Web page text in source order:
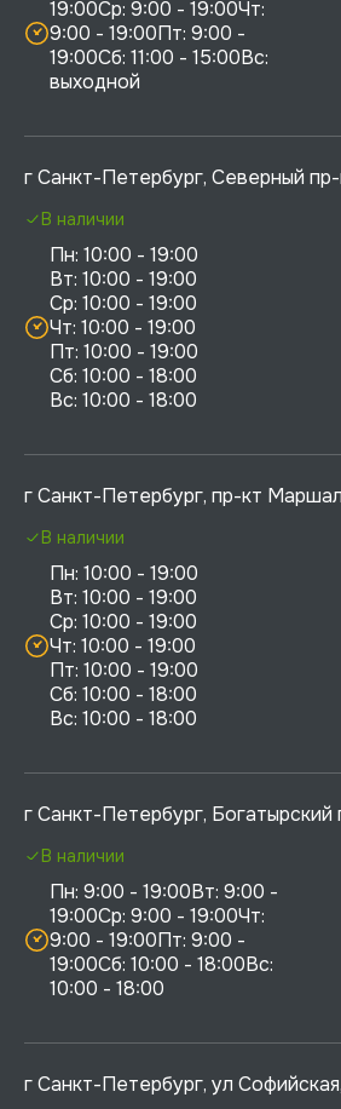
19:00Ср: 9:00 - 19:00Чт:
9:00 - 19:00Пт: 9:00 -
19:00Сб: 11:00 - 15:00Вс:
выходной
г Санкт-Петербург, Северный
Пн: 10:00 - 19:00
Вт: 10:00 - 19:00
Ср: 10:00 - 19:00
Чт: 10:00 - 19:00
Пт: 10:00 - 19:00
Сб: 10:00 - 18:00
В наличии
г Санкт-Петербург, пр-кт
Пн: 10:00 - 19:00
Вт: 10:00 - 19:00
Ср: 10:00 - 19:00
Чт: 10:00 - 19:00
Пт: 10:00 - 19:00
Сб: 10:00 - 18:00
В наличии
г Санкт-Петербург, Богатырский
Пн: 9:00 - 19:00Вт: 9:00 -
19:00Ср: 9:00 - 19:00Чт:
9:00 - 19:00Пт: 9:00 -
19:00Сб: 10:00 - 18:00Вс:
10:00 - 18:00
В наличии
г Санкт-Петербург, ул